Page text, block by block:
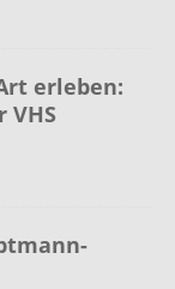
erleben:
VHS